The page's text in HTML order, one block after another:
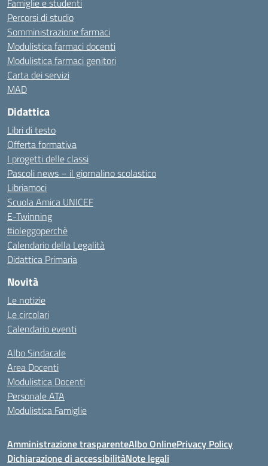
Famiglie e studenti
Percorsi di studio
Somministrazione farmaci
Modulistica farmaci docenti
Modulistica farmaci genitori
Carta dei servizi
MAD
Didattica
Libri di testo
Offerta formativa
I progetti delle classi
Pascoli news – il giornalino scolastico
Libriamoci
Scuola Amica UNICEF
E-Twinning
#ioleggoperchè
Calendario della Legalità
Didattica Primaria
Novità
Le notizie
Le circolari
Calendario eventi
Albo Sindacale
Area Docenti
Modulistica Docenti
Personale ATA
Modulistica Famiglie
Amministrazione trasparenteAlbo OnlinePrivacy Policy
Dichiarazione di accessibilitàNote legali